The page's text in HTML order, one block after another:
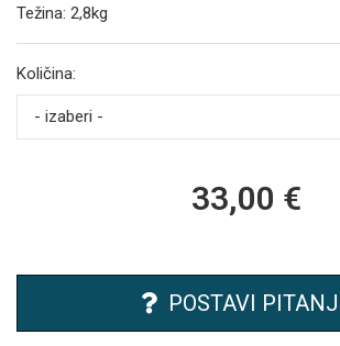
Težina: 2,8kg
Količina:
- izaberi -
33,00 €
POSTAVI